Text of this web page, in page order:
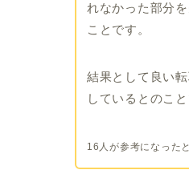
れなかった部分
ことです。
結果として良い
しているとのこと
16人が参考になった